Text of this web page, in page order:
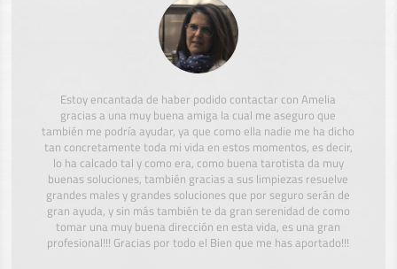
Estoy encantada de haber podido contactar con Amelia
gracias a una muy buena amiga la cual me aseguro que
también me podría ayudar, ya que como ella nadie me ha dicho
tan concretamente toda mi vida en estos momentos, es decir,
lo ha calcado tal y como era, como buena tarotista da muy
buenas soluciones, también gracias a sus limpiezas resuelve
grandes males y grandes soluciones que por seguro serán de
gran ayuda, y sin más también te da gran serenidad de como
tomar una muy buena dirección en esta vida, es una gran
profesional!!! Gracias por todo el Bien que me has aportado!!!